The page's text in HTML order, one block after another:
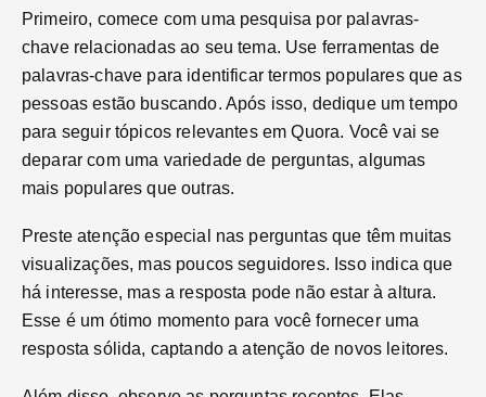
Primeiro, comece com uma pesquisa por palavras-
chave relacionadas ao seu tema. Use ferramentas de
palavras-chave para identificar termos populares que as
pessoas estão buscando. Após isso, dedique um tempo
para seguir tópicos relevantes em Quora. Você vai se
deparar com uma variedade de perguntas, algumas
mais populares que outras.
Preste atenção especial nas perguntas que têm muitas
visualizações, mas poucos seguidores. Isso indica que
há interesse, mas a resposta pode não estar à altura.
Esse é um ótimo momento para você fornecer uma
resposta sólida, captando a atenção de novos leitores.